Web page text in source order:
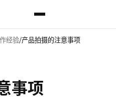
经验 产品拍摄的注意事项
事项